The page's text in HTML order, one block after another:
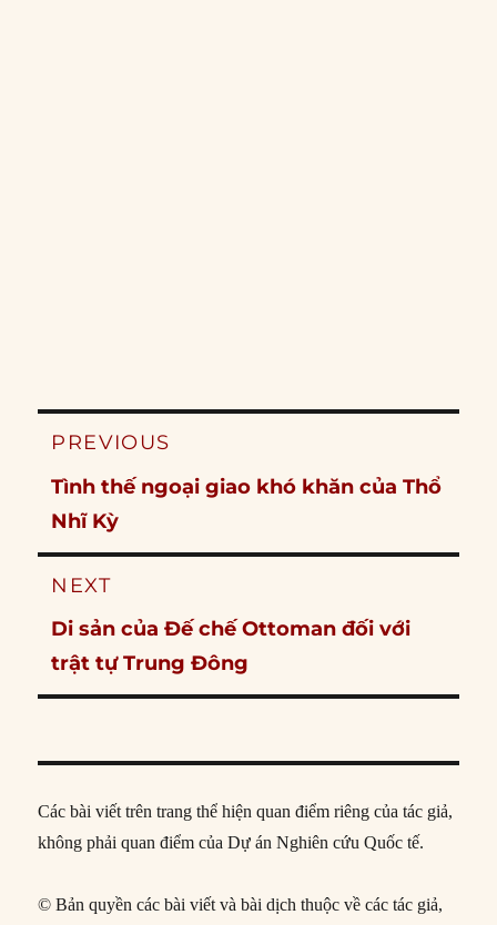
Post
PREVIOUS
Previous
post:
Tình thế ngoại giao khó khăn của Thổ
Nhĩ Kỳ
NEXT
Next
post:
Di sản của Đế chế Ottoman đối với
trật tự Trung Đông
Các bài viết trên trang thể hiện quan điểm riêng của tác giả,
không phải quan điểm của Dự án Nghiên cứu Quốc tế.
© Bản quyền các bài viết và bài dịch thuộc về các tác giả,